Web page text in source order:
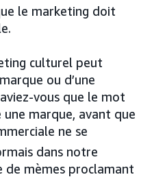
le marketing doit
culturel peut
ou d’une
vous que le mot
une marque, avant que
ne se
dans notre
de mèmes proclamant